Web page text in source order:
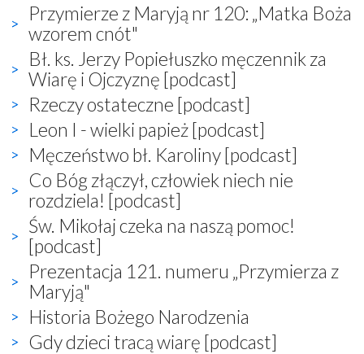
Przymierze z Maryją nr 120: „Matka Boża
wzorem cnót"
Bł. ks. Jerzy Popiełuszko męczennik za
Wiarę i Ojczyznę [podcast]
Rzeczy ostateczne [podcast]
Leon I - wielki papież [podcast]
Męczeństwo bł. Karoliny [podcast]
Co Bóg złączył, człowiek niech nie
rozdziela! [podcast]
Św. Mikołaj czeka na naszą pomoc!
[podcast]
Prezentacja 121. numeru „Przymierza z
Maryją"
Historia Bożego Narodzenia
Gdy dzieci tracą wiarę [podcast]